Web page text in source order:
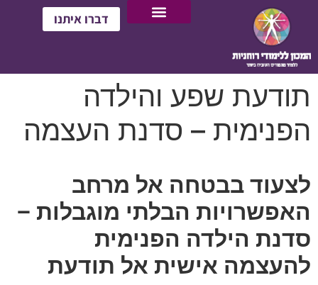
דברו איתנו
תודעת שפע והילדה
הפנימית – סדנת העצמה
לצעוד בבטחה אל מרחב
האפשרויות הבלתי מוגבלות –
סדנת הילדה הפנימית
להעצמה אישית אל תודעת